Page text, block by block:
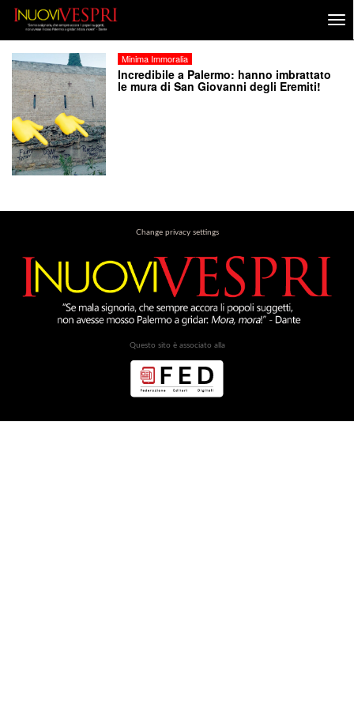
Minima Immoralia
Incredibile a Palermo: hanno imbrattato
le mura di San Giovanni degli Eremiti!
Change privacy settings
Questo sito è associato alla